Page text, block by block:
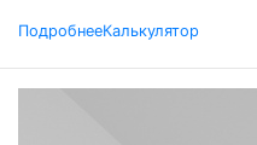
ПодробнееКалькулятор